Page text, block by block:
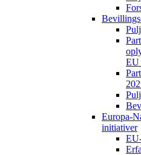
EU
Europa-
initiativer